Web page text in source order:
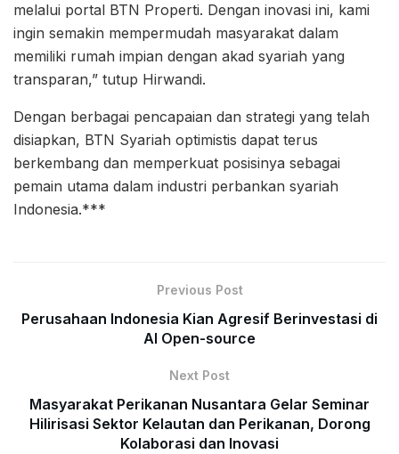
melalui portal BTN Properti. Dengan inovasi ini, kami
ingin semakin mempermudah masyarakat dalam
memiliki rumah impian dengan akad syariah yang
transparan,” tutup Hirwandi.
Dengan berbagai pencapaian dan strategi yang telah
disiapkan, BTN Syariah optimistis dapat terus
berkembang dan memperkuat posisinya sebagai
pemain utama dalam industri perbankan syariah
Indonesia.***
Previous Post
Perusahaan Indonesia Kian Agresif Berinvestasi di
AI Open-source
Next Post
Masyarakat Perikanan Nusantara Gelar Seminar
Hilirisasi Sektor Kelautan dan Perikanan, Dorong
Kolaborasi dan Inovasi